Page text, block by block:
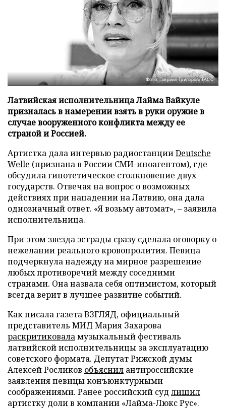
Фото: Гавриил Григоров/ТАСС
Латвийская исполнительница Лайма Вайкуле
призналась в намерении взять в руки оружие в
случае вооруженного конфликта между ее
страной и Россией.
Артистка дала интервью радиостанцииDeutsche
Welle (признана в России СМИ-иноагентом), где
обсудила гипотетическое столкновение двух
государств. Отвечая на вопрос о возможных
действиях при нападении на Латвию, она дала
однозначный ответ. «Я возьму автомат», – заявила
исполнительница.
При этом звезда эстрады сразу сделала оговорку о
нежелании реального кровопролития. Певица
подчеркнула надежду на мирное разрешение
любых противоречий между соседними
странами. Она назвала себя оптимистом, который
всегда верит в лучшее развитие событий.
Как писала газета ВЗГЛЯД, официальный
представитель МИД Мария Захарова
раскритиковаламузыкальный фестиваль
латвийской исполнительницы за эксплуатацию
советского формата. Депутат Рижской думы
Алексей Росликов объяснил антироссийские
заявления певицы конъюнктурными
соображениями. Ранее российский суд лишил
артистку доли в компании «Лайма-Люкс Рус».